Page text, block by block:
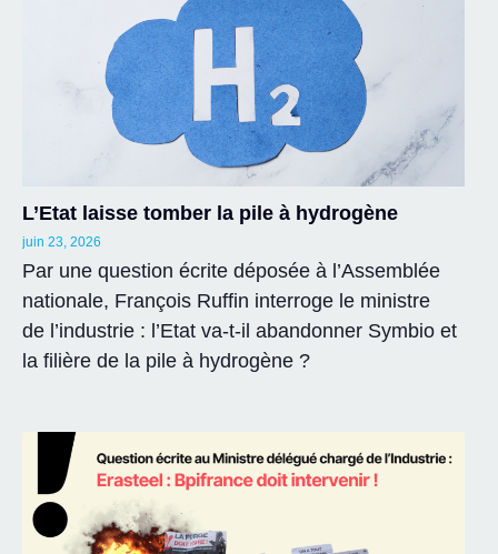
L’Etat laisse tomber la pile à hydrogène
juin 23, 2026
Par une question écrite déposée à l’Assemblée
nationale, François Ruffin interroge le ministre
de l’industrie : l’Etat va-t-il abandonner Symbio et
la filière de la pile à hydrogène ?